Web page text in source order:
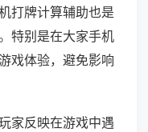
打牌计算辅助也是
特别是在大家手机
戏体验，避免影响
家反映在游戏中遇